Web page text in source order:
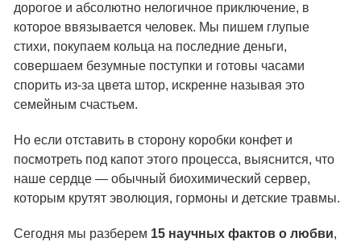
дорогое и абсолютно нелогичное приключение, в
которое ввязывается человек. Мы пишем глупые
стихи, покупаем кольца на последние деньги,
совершаем безумные поступки и готовы часами
спорить из-за цвета штор, искренне называя это
семейным счастьем.
Но если отставить в сторону коробки конфет и
посмотреть под капот этого процесса, выяснится, что
наше сердце — обычный биохимический сервер,
которым крутят эволюция, гормоны и детские травмы.
Сегодня мы разберем 15 научных фактов о любви,